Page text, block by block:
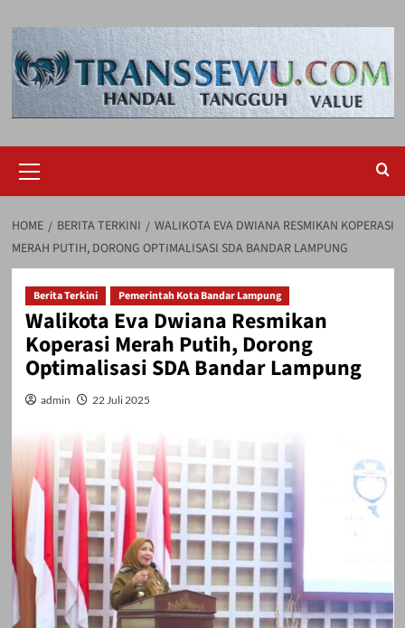
to
content
Menu
HOME BERITA TERKINI
WALIKOTA EVA DWIANA RESMIKAN KOPERASI
MERAH PUTIH, DORONG OPTIMALISASI SDA BANDAR LAMPUNG
Berita Terkini Pemerintah Kota Bandar Lampung
Walikota Eva Dwiana Resmikan
Koperasi Merah Putih, Dorong
Optimalisasi SDA Bandar Lampung
admin 22 Juli 2025